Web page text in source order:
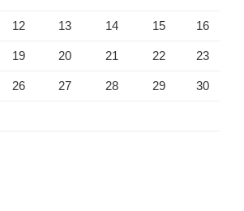
12 13 14 15 16
19 20 21 22 23
26 27 28 29 30